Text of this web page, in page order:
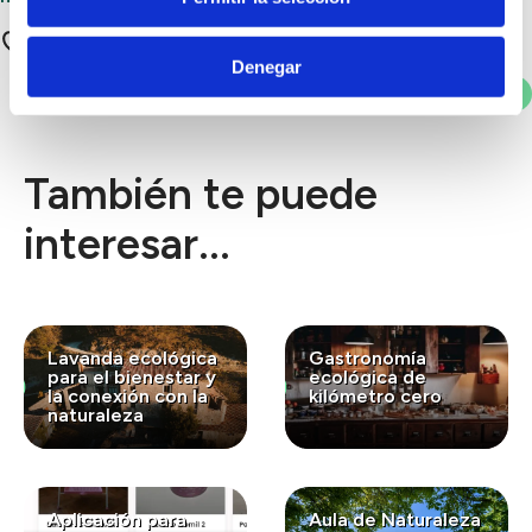
Denegar
34 apoyos
Votar
También te puede
interesar...
Lavanda ecológica
para el bienestar y
la conexión con la
naturaleza
Gastronomía
ecológica de
kilómetro cero
Aplicación para
Aula de Naturaleza